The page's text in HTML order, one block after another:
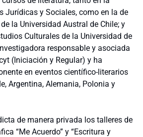
Jurídicas y Sociales, como en la de
la Universidad Austral de Chile; y
Culturales de la Universidad de
responsable y asociada
(Iniciación y Regular) y ha
en eventos científico-literarios
Argentina, Alemania, Polonia y
de manera privada los talleres de
“Me Acuerdo” y “Escritura y